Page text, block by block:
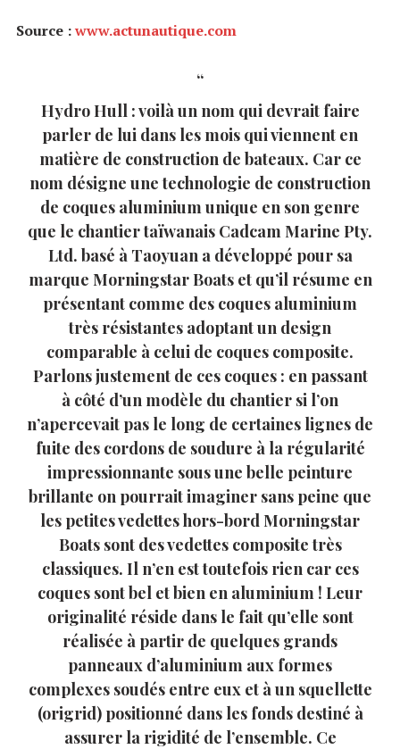
Source :www.actunautique.com
Hydro Hull : voilà un nom qui devrait faire
parler de lui dans les mois qui viennent en
matière de construction de bateaux. Car ce
nom désigne une technologie de construction
de coques aluminium unique en son genre
que le chantier taïwanais Cadcam Marine Pty.
Ltd. basé à Taoyuan a développé pour sa
marque Morningstar Boats et qu’il résume en
présentant comme des coques aluminium
très résistantes adoptant un design
comparable à celui de coques composite.
Parlons justement de ces coques : en passant
à côté d’un modèle du chantier si l’on
n’apercevait pas le long de certaines lignes de
fuite des cordons de soudure à la régularité
impressionnante sous une belle peinture
brillante on pourrait imaginer sans peine que
les petites vedettes hors-bord Morningstar
Boats sont des vedettes composite très
classiques. Il n’en est toutefois rien car ces
coques sont bel et bien en aluminium ! Leur
originalité réside dans le fait qu’elle sont
réalisée à partir de quelques grands
panneaux d’aluminium aux formes
complexes soudés entre eux et à un squellette
(origrid) positionné dans les fonds destiné à
assurer la rigidité de l’ensemble. Ce